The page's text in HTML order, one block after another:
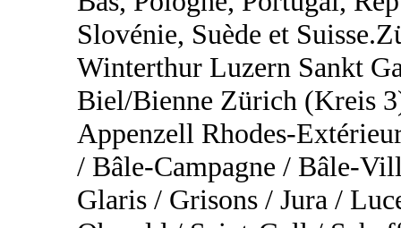
Slovénie, Suède et
Winterthur Luzern Sankt
Biel/Bienne Zürich (Kreis
Appenzell Rhodes-
/ Bâle-Campagne / Bâle-
Glaris / Grisons / Jura /